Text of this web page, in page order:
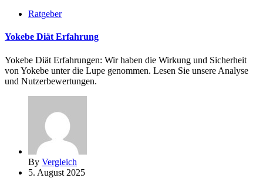
Ratgeber
Yokebe Diät Erfahrung
Yokebe Diät Erfahrungen: Wir haben die Wirkung und Sicherheit
von Yokebe unter die Lupe genommen. Lesen Sie unsere Analyse
und Nutzerbewertungen.
By Vergleich
5. August 2025